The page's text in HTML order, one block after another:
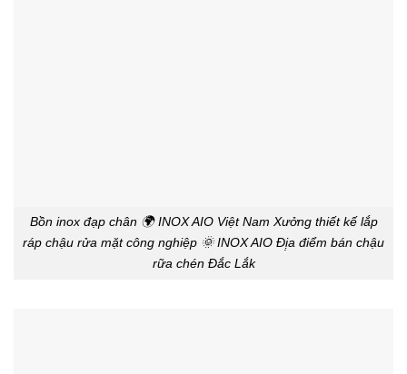
Bồn inox đạp chân 🌍 INOX AIO Việt Nam Xưởng thiết kế lắp
ráp chậu rửa mặt công nghiệp 🌞 INOX AIO Đị̣a điểm bán chậu
rữa chén Đắc Lắk